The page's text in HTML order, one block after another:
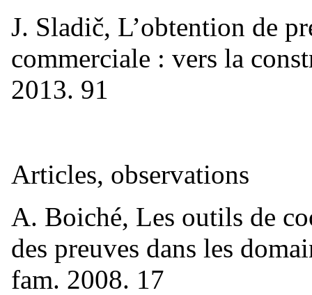
J. Sladič, L’obtention de
commerciale : vers la
2013. 91
Articles, observations
A. Boiché, Les outils de
des preuves dans les
fam. 2008. 17